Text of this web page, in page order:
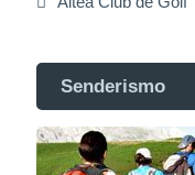
Senderismo